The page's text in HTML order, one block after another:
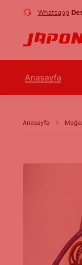
Whatsapp
Anasayfa
Anasayfa